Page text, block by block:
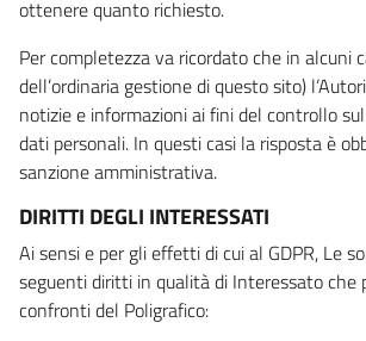
ottenere quanto richiesto.
Per completezza va ricordato che in alcuni
dell’ordinaria gestione di questo sito)
notizie e informazioni ai fini del controllo
dati personali. In questi casi la risposta è
sanzione amministrativa.
DIRITTI DEGLI INTERESSATI
Ai sensi e per gli effetti di cui al GDPR, Le
seguenti diritti in qualità di Interessato che
confronti del Poligrafico: